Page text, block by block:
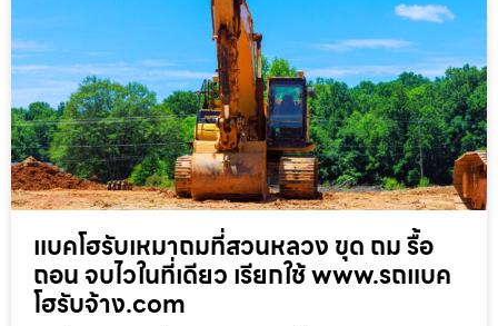
แบคโฮรับเหมาถมที่สวนหลวง ขุด ถม รื้อ
ถอน จบไวในที่เดียว เรียกใช้ www.รถแบค
โฮรับจ้าง.com